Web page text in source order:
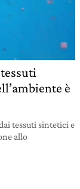
è
tessuti sintetici e
allo